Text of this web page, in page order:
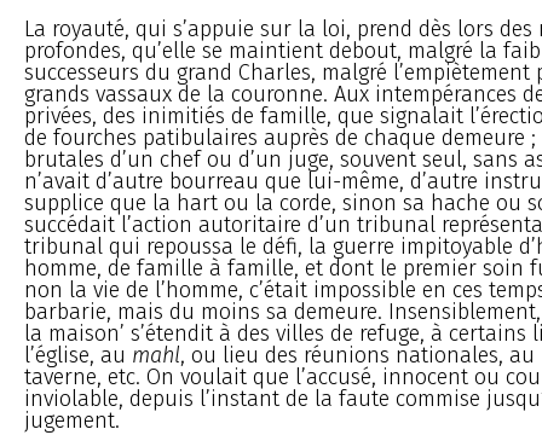
La royauté, qui s’appuie sur la loi, prend dès lors des
profondes, qu’elle se maintient debout, malgré la
successeurs du grand Charles, malgré l’empiètement
grands vassaux de la couronne. Aux intempérances
privées, des inimitiés de famille, que signalait
de fourches patibulaires auprès de chaque demeure
brutales d’un chef ou d’un juge, souvent seul, sans
n’avait d’autre bourreau que lui-même, d’autre
supplice que la hart ou la corde, sinon sa hache ou
succédait l’action autoritaire d’un tribunal
tribunal qui repoussa le défi, la guerre impitoyable
homme, de famille à famille, et dont le premier soin
non la vie de l’homme, c’était impossible en ces
barbarie, mais du moins sa demeure.
la maison’ s’étendit à des villes de refuge, à certains
l’église, au mahl, ou lieu des réunions nationales, au
taverne, etc. On voulait que l’accusé, innocent ou
inviolable, depuis l’instant de la faute commise
jugement.